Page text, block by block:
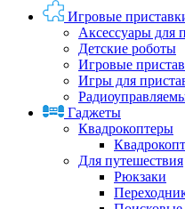
Игровые
Аксессуары для
Детские роботы
Игровые
Игры для
Гаджеты
Квадрокоптеры
Для путешествия
Рюкзаки